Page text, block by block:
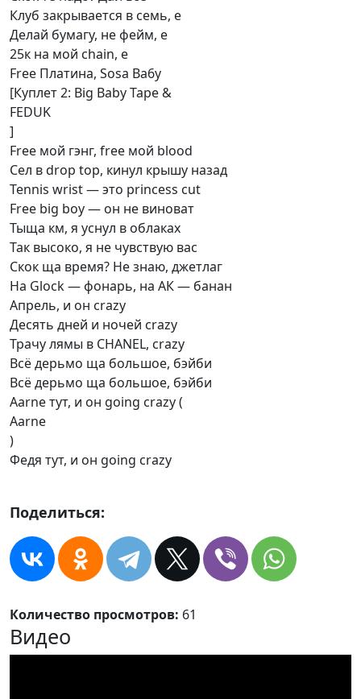
Клуб закрывается в семь, е
Делай бумагу, не фейм, е
25к на мой chain, е
Free Платина, Sosa Ba6y
[Куплет 2: Big Baby Tape &
FEDUK
]
Free мой гэнг, free мой blood
Сел в drop top, кинул крышу назад
Tennis wrist — это princess cut
Free big boy — он не виноват
Тыща км, я уснул в облаках
Так высоко, я не чувствую вас
Скок ща время? Не знаю, джетлаг
На Glock — фонарь, на АК — банан
Апрель, и он crazy
Десять дней и ночей crazy
Трачу лямы в CHANEL, crazy
Всё дерьмо ща большое, бэйби
Всё дерьмо ща большое, бэйби
Aarne тут, и он going crazy (
Aarne
)
Федя тут, и он going crazy
Поделиться:
Количество просмотров: 61
Видео